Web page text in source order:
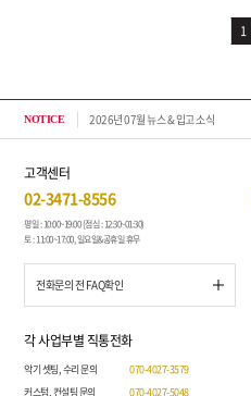
1
NOTICE 2026년 07월 뉴스 & 입고 소식
고객센터
02-3471-8556
평일 : 10:00~19:00 (점심 : 12:30~01:30)
토 : 11:00~17:00, 일요일&공휴일 휴무
전화문의 전 FAQ확인
각 사업부별 직통전화
악기 셋팅, 수리 문의
070-4027-3579
커스텀, 컨설팅 문의
070-4027-5048